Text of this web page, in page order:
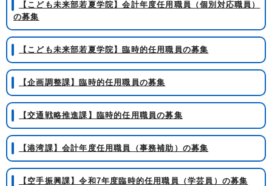
【こども未来部若夏学院】会計年度任用職員（個別対応職員）
の募集
【こども未来部若夏学院】臨時的任用職員の募集
【企画調整課】臨時的任用職員の募集
【交通戦略推進課】臨時的任用職員の募集
【港湾課】会計年度任用職員（事務補助）の募集
【空手振興課】令和7年度臨時的任用職員（学芸員）の募集